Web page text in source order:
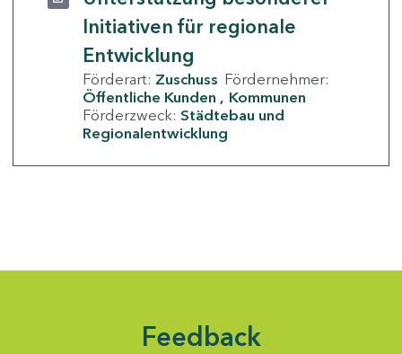
Initiativen für regionale
Entwicklung
Förderart: Zuschuss Fördernehmer:
Öffentliche Kunden
Kommunen
Förderzweck: Städtebau und
Regionalentwicklung
Feedback